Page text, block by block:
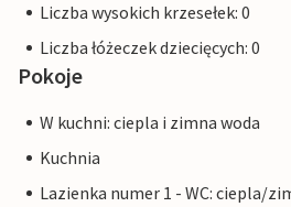
Liczba wysokich krzesełek: 0
Liczba łóżeczek dziecięcych: 0
Pokoje
W kuchni: ciepla i zimna woda
Kuchnia
Lazienka numer 1 - WC: ciepla/